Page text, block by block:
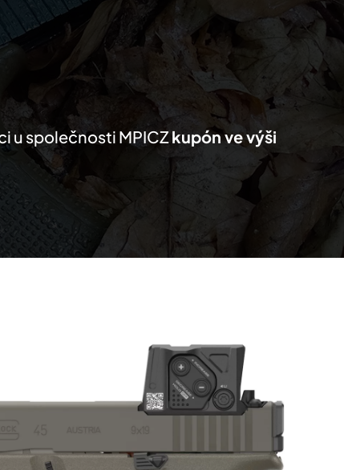
MŮJ SEZNAM PRO PARTNERY
u společnosti MPICZkupón ve výši